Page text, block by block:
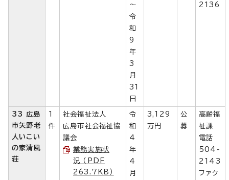
～
令
和
9
年
3
月
31
日
2136
33 広島
市矢野老
人いこい
の家清風
荘
1
件
社会福祉法人
広島市社会福祉協
議会
業務実施状
況 （PDF
263.7KB）
令
和
4
年
4
月
3,129
万円
公
募
高齢福
祉課
電話
504-
2143
ファク